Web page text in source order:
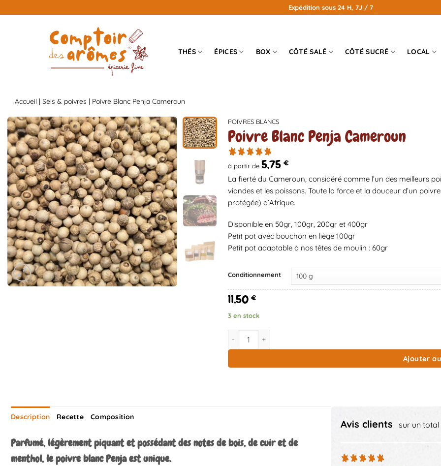
au
Expédition sous 24 H, 7J / 7
THÉS ÉPICES BOX CÔTÉ SALÉ CÔTÉ SUCRÉ LOCAL
Accueil | Sels & poivres | Poivre Blanc Penja Cameroun
POIVRES BLANCS
Poivre Blanc Penja Cameroun
à partir de 5,75 €
La fierté du Cameroun, considéré comme l’un des meilleurs
viandes et les poissons. Toute la force et la douceur d’un
protégée) d’Afrique.
Disponible en 50gr, 100gr, 200gr et 400gr
Petit pot avec bouchon en liège 100gr
Petit pot adaptable à nos têtes de moulin : 60gr
Conditionnement
11,50 €
3 en stock
quantité de Poivre Blanc Penja Cameroun
Ajouter
Description Recette Composition
Parfumé, légèrement piquant et possédant des notes de bois, de cuir et de
menthol, le poivre blanc Penja est unique.
Avis clients sur un total